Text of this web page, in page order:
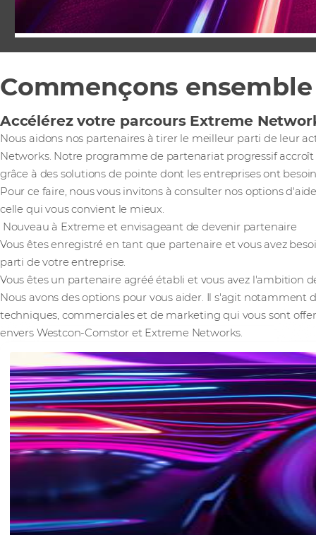
Commençons ensemble
Accélérez votre parcours Extreme
Nous aidons nos partenaires à tirer le meilleur parti de leur
Networks. Notre programme de partenariat progressif
grâce à des solutions de pointe dont les entreprises ont
Pour ce faire, nous vous invitons à consulter nos options
celle qui vous convient le mieux.
Nouveau à Extreme et envisageant de devenir partenaire
Vous êtes enregistré en tant que partenaire et vous avez
parti de votre entreprise.
Vous êtes un partenaire agréé établi et vous avez l'ambition
Nous avons des options pour vous aider. Il s'agit notamment
techniques, commerciales et de marketing qui vous sont
envers Westcon-Comstor et Extreme Networks.